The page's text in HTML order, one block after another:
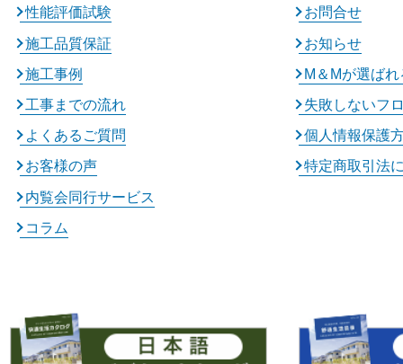
性能評価試験
施工品質保証
施工事例
工事までの流れ
よくあるご質問
お客様の声
内覧会同行サービス
コラム
お問合せ
お知らせ
M＆Mが選ば
失敗しないフ
個人情報保護
特定商取引法